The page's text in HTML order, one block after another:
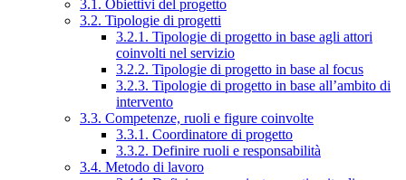
3.1. Obiettivi del progetto
3.2. Tipologie di progetti
3.2.1. Tipologie di progetto in base agli attori
coinvolti nel servizio
3.2.2. Tipologie di progetto in base al focus
3.2.3. Tipologie di progetto in base all’ambito di
intervento
3.3. Competenze, ruoli e figure coinvolte
3.3.1. Coordinatore di progetto
3.3.2. Definire ruoli e responsabilità
3.4. Metodo di lavoro